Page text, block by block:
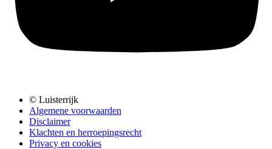
© Luisterrijk
Algemene voorwaarden
Disclaimer
Klachten en herroepingsrecht
Privacy en cookies